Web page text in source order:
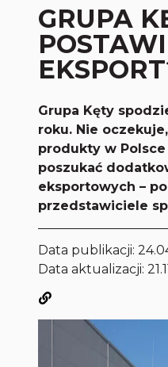
GRUPA
Grupa Kęty
roku. Nie
produkty w Polsce
poszukać
eksportowych –
przedstawiciele
Data publikacji:
Data aktualizacji: